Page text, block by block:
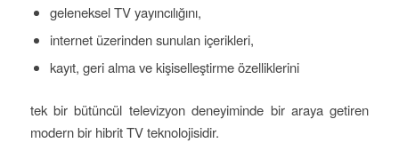
geleneksel TV yayıncılığını,
internet üzerinden sunulan içerikleri,
kayıt, geri alma ve kişiselleştirme özelliklerini
tek bir bütüncül televizyon deneyiminde bir araya getiren
modern bir hibrit TV teknolojisidir.